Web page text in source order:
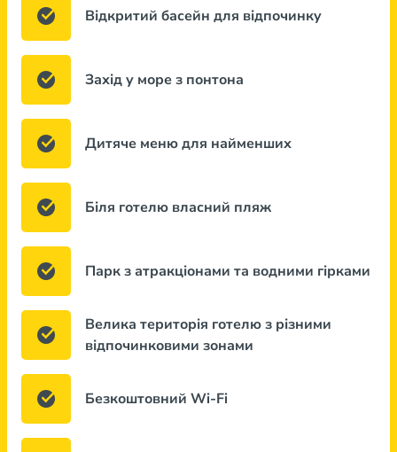
Відкритий басейн для відпочинку
Захід у море з понтона
Дитяче меню для найменших
Біля готелю власний пляж
Парк з атракціонами та водними гірками
Велика територія готелю з різними
відпочинковими зонами
Безкоштовний Wi-Fi